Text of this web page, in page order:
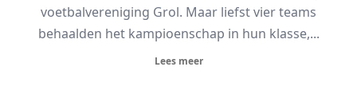
voetbalvereniging Grol. Maar liefst vier teams
behaalden het kampioenschap in hun klasse,...
Lees meer